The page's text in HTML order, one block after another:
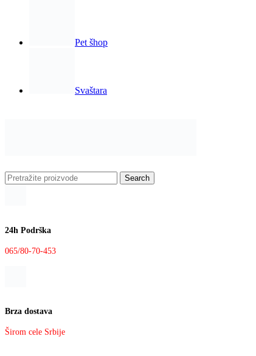
Pet šhop
Svaštara
Search
24h Podrška
065/80-70-453
Brza dostava
Širom cele Srbije